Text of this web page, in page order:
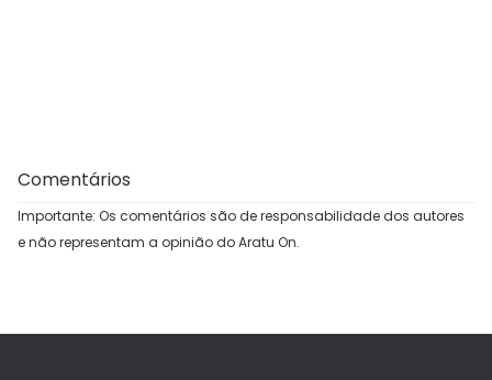
Comentários
Importante: Os comentários são de responsabilidade dos autores
e não representam a opinião do Aratu On.